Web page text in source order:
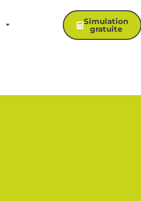
Simulation
gratuite